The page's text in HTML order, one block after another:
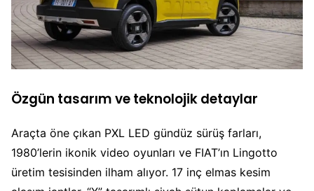
Özgün tasarım ve teknolojik detaylar
Araçta öne çıkan PXL LED gündüz sürüş farları,
1980’lerin ikonik video oyunları ve FIAT’ın Lingotto
üretim tesisinden ilham alıyor. 17 inç elmas kesim